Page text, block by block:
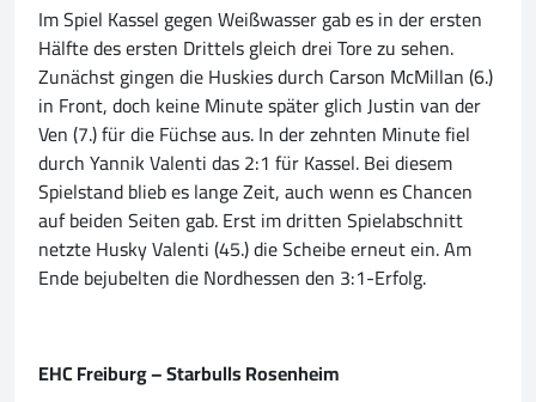
Im Spiel Kassel gegen Weißwasser gab es in der ersten
Hälfte des ersten Drittels gleich drei Tore zu sehen.
Zunächst gingen die Huskies durch Carson McMillan (6.)
in Front, doch keine Minute später glich Justin van der
Ven (7.) für die Füchse aus. In der zehnten Minute fiel
durch Yannik Valenti das 2:1 für Kassel. Bei diesem
Spielstand blieb es lange Zeit, auch wenn es Chancen
auf beiden Seiten gab. Erst im dritten Spielabschnitt
netzte Husky Valenti (45.) die Scheibe erneut ein. Am
Ende bejubelten die Nordhessen den 3:1-Erfolg.
EHC Freiburg – Starbulls Rosenheim